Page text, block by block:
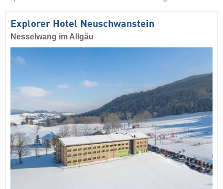
Explorer Hotel Neuschwanstein
Nesselwang im Allgäu